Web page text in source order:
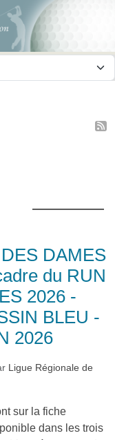
DAMES
du RUN
2026 -
BLEU -
2026
Ligue Régionale de
sur la fiche
dans les trois